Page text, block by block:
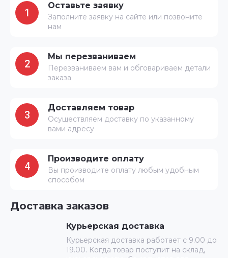
1
Оставьте заявку
Заполните заявку на сайте или позвоните
нам
2
Мы перезваниваем
Перезваниваем вам и обговариваем детали
заказа
3
Доставляем товар
Осуществляем доставку по указанному
вами адресу
4
Производите оплату
Вы производите оплату любым удобным
способом
Доставка заказов
Курьерская доставка
Курьерская доставка работает с 9.00 до
19.00. Когда товар поступит на склад,